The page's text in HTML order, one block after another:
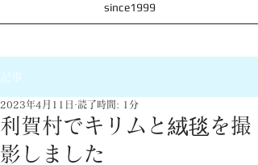
since1999
記事
利賀村でキリムと絨毯を撮
影しました
2023年4月11日 読了時間: 1分